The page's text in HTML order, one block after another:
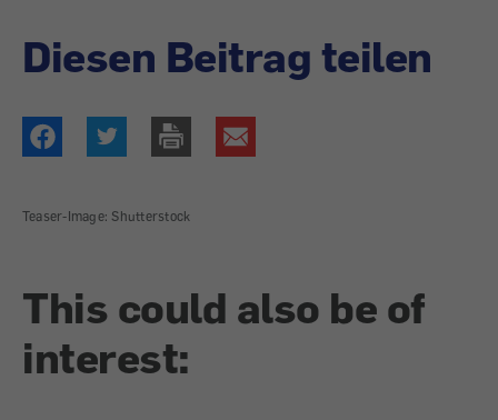
Diesen Beitrag teilen
Teaser-Image: Shutterstock
This could also be of
interest: